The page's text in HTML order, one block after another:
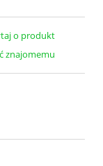
o produkt
znajomemu